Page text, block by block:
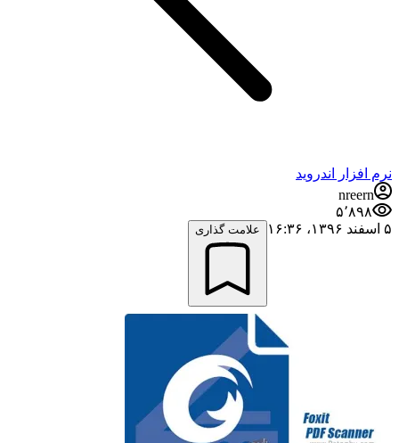
نرم افزار اندروید
nreern
۵٬۸۹۸
۵ اسفند ۱۳۹۶،‏ ۱۶:۳۶
علامت گذاری